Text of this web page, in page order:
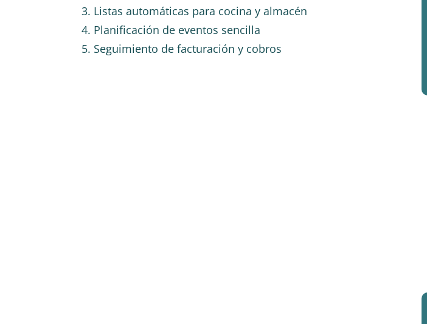
3. Listas automáticas para cocina y almacén
4. Planificación de eventos sencilla
5. Seguimiento de facturación y cobros